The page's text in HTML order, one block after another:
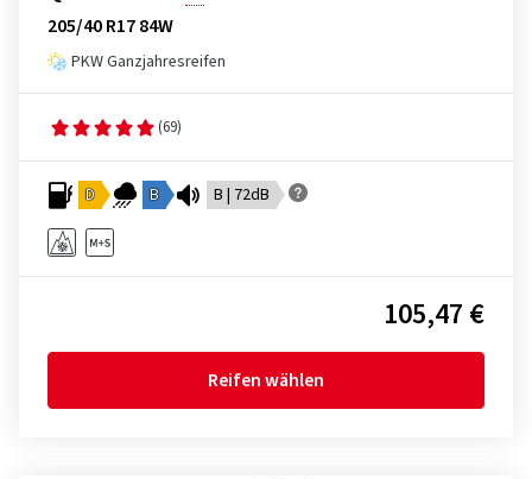
205/40 R17 84W
PKW Ganzjahresreifen
(69)
D B B | 72dB
105,47 €
Reifen wählen